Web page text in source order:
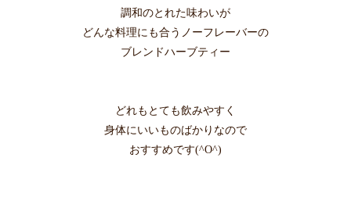
調和のとれた味わいが
どんな料理にも合うノーフレーバーの
ブレンドハーブティー
どれもとても飲みやすく
身体にいいものばかりなので
おすすめです(^O^)